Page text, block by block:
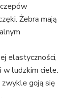
Żebra mają
elastyczności,
w ludzkim ciele.
zwykle goją się